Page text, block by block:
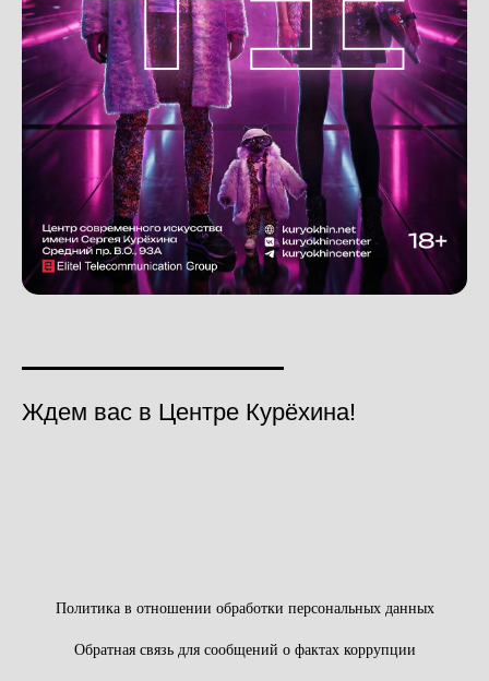
Ждем вас в Центре Курёхина!
Политика в отношении обработки персональных данных
Обратная связь для сообщений о фактах коррупции